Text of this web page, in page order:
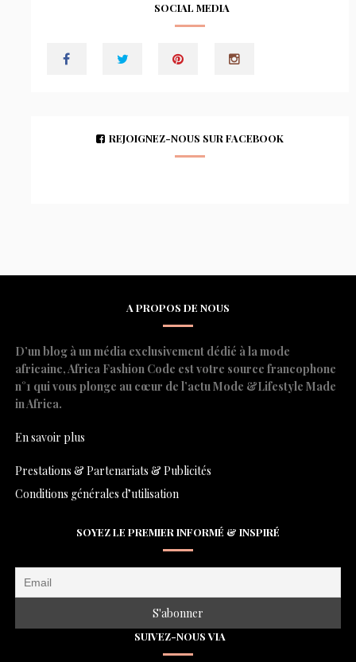
SOCIAL MEDIA
REJOIGNEZ-NOUS SUR FACEBOOK
A PROPOS DE NOUS
D’un blog à un média exclusivement dédié à la mode
africaine, Africa Fashion Code est votre source francophone
n°1 qui vous plonge au cœur de l’actu Mode &Lifestyle Made
in Africa.
En savoir plus
Prestations & Partenariats & Publicités
Conditions générales d’utilisation
SOYEZ LE PREMIER INFORMÉ & INSPIRÉ
SUIVEZ-NOUS VIA